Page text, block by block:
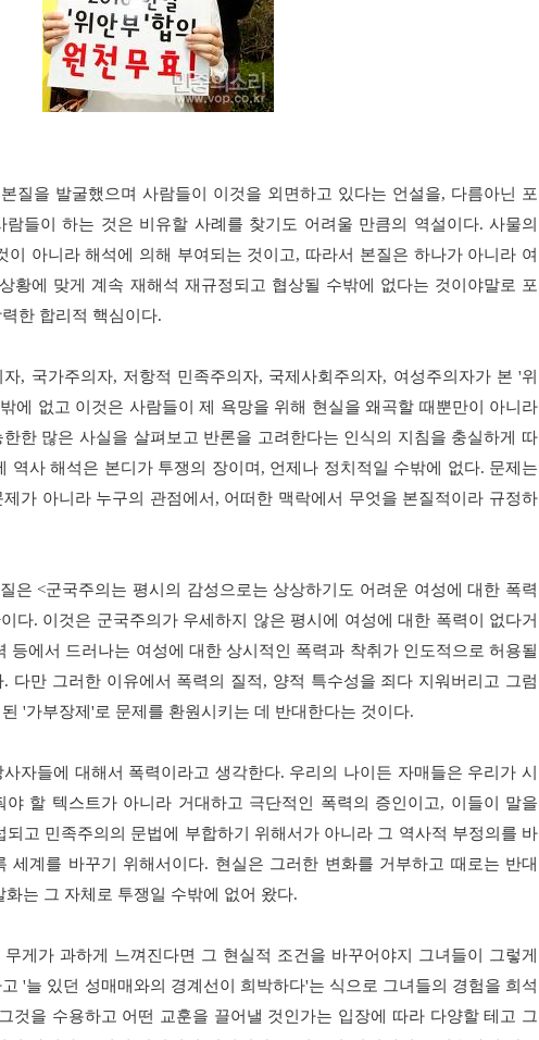
질을 발굴했으며 사람들이 이것을 외면하고 있다는 언설을, 다름아닌 포
람들이 하는 것은 비유할 사례를 찾기도 어려울 만큼의 역설이다. 사물의
이 아니라 해석에 의해 부여되는 것이고, 따라서 본질은 하나가 아니라 여
황에 맞게 계속 재해석 재규정되고 협상될 수밖에 없다는 것이야말로 포
한 합리적 핵심이다.
자, 국가주의자, 저항적 민족주의자, 국제사회주의자, 여성주의자가 본'위
에 없고 이것은 사람들이 제 욕망을 위해 현실을 왜곡할 때뿐만이 아니라
한 많은 사실을 살펴보고 반론을 고려한다는 인식의 지침을 충실하게 따
역사 해석은 본디가 투쟁의 장이며 , 언제나 정치적일 수밖에 없다. 문제는
가 아니라 누구의 관점에서 , 어떠한 맥락에서 무엇을 본질적이라 규정하
질은<군국주의는 평시의 감성으로는 상상하기도 어려운 여성에 대한 폭력
이다. 이것은 군국주의가 우세하지 않은 평시에 여성에 대한 폭력이 없다거
등에서 드러나는 여성에 대한 상시적인 폭력과 착취가 인도적으로 허용될
. 다만 그러한 이유에서 폭력의 질적, 양적 특수성을 죄다 지워버리고 그럼
'가부장제 '로 문제를 환원시키는 데 반대한다는 것이다.
자들에 대해서 폭력이라고 생각한다. 우리의 나이든 자매들은 우리가 시
할 텍스트가 아니라 거대하고 극단적인 폭력의 증인이고, 이들이 말을
고 민족주의의 문법에 부합하기 위해서가 아니라 그 역사적 부정의를 바
세계를 바꾸기 위해서이다. 현실은 그러한 변화를 거부하고 때로는 반대
는 그 자체로 투쟁일 수밖에 없어 왔다.
게가 과하게 느껴진다면 그 현실적 조건을 바꾸어야지 그녀들이 그렇게
고'늘 있던 성매매와의 경계선이 희박하다'는 식으로 그녀들의 경험을 희석
것을 수용하고 어떤 교훈을 끌어낼 것인가는 입장에 따라 다양할 테고 그